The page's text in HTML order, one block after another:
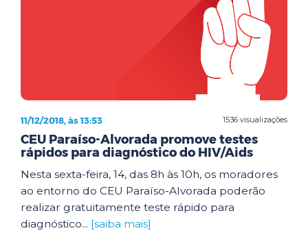
1536 visualizações
11/12/2018, às 13:53
CEU Paraíso-Alvorada promove testes
rápidos para diagnóstico do HIV/Aids
Nesta sexta-feira, 14, das 8h às 10h, os moradores
ao entorno do CEU Paraíso-Alvorada poderão
realizar gratuitamente teste rápido para
diagnóstico... [saiba mais]